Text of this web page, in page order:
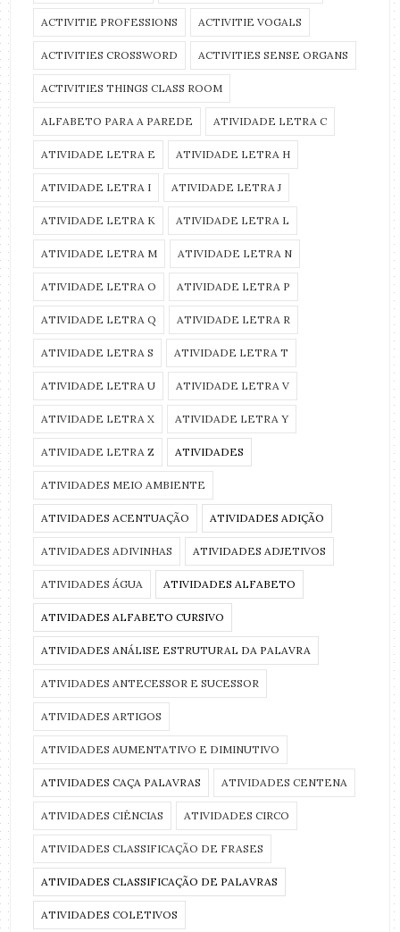
ACTIVITIE PROFESSIONS ACTIVITIE VOGALS
ACTIVITIES CROSSWORD ACTIVITIES SENSE ORGANS
ACTIVITIES THINGS CLASS ROOM
ALFABETO PARA A PAREDE ATIVIDADE LETRA C
ATIVIDADE LETRA E ATIVIDADE LETRA H
ATIVIDADE LETRA I ATIVIDADE LETRA J
ATIVIDADE LETRA K ATIVIDADE LETRA L
ATIVIDADE LETRA M ATIVIDADE LETRA N
ATIVIDADE LETRA O ATIVIDADE LETRA P
ATIVIDADE LETRA Q ATIVIDADE LETRA R
ATIVIDADE LETRA S ATIVIDADE LETRA T
ATIVIDADE LETRA U ATIVIDADE LETRA V
ATIVIDADE LETRA X ATIVIDADE LETRA Y
ATIVIDADE LETRA Z ATIVIDADES
ATIVIDADES MEIO AMBIENTE
ATIVIDADES ACENTUAÇÃO ATIVIDADES ADIÇÃO
ATIVIDADES ADIVINHAS ATIVIDADES ADJETIVOS
ATIVIDADES ÁGUA ATIVIDADES ALFABETO
ATIVIDADES ALFABETO CURSIVO
ATIVIDADES ANÁLISE ESTRUTURAL DA PALAVRA
ATIVIDADES ANTECESSOR E SUCESSOR
ATIVIDADES ARTIGOS
ATIVIDADES AUMENTATIVO E DIMINUTIVO
ATIVIDADES CAÇA PALAVRAS ATIVIDADES CENTENA
ATIVIDADES CIÊNCIAS ATIVIDADES CIRCO
ATIVIDADES CLASSIFICAÇÃO DE FRASES
ATIVIDADES CLASSIFICAÇÃO DE PALAVRAS
ATIVIDADES COLETIVOS